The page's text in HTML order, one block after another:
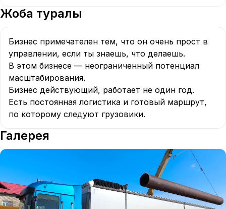
Жоба туралы
Бизнес примечателен тем, что он очень прост в
управлении, если ты знаешь, что делаешь.
В этом бизнесе — неограниченный потенциал
масштабирования.
Бизнес действующий, работает не один год.
Есть постоянная логистика и готовый маршрут,
по которому следуют грузовики.
Галерея